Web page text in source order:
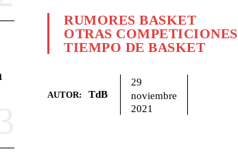
RUMORES BASKET
OTRAS COMPETICIONES
TIEMPO DE BASKET
AUTOR: TdB
29
noviembre
2021